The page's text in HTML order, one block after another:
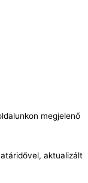
megjelenő
aktualizált